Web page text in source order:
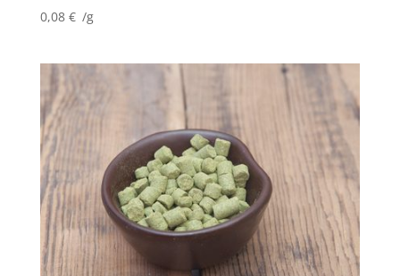
0,08 € /g